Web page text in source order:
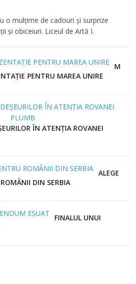
o mulțime de cadouri și surprize
și obiceiuri. Liceul de Artă I.
M
PENTRU MAREA UNIRE
ÎN ATENȚIA ROVANEI
ALEGE
DIN SERBIA
FINALUL UNUI